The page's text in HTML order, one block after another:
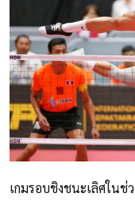
เกมรอบชิงชนะเลิศในช่